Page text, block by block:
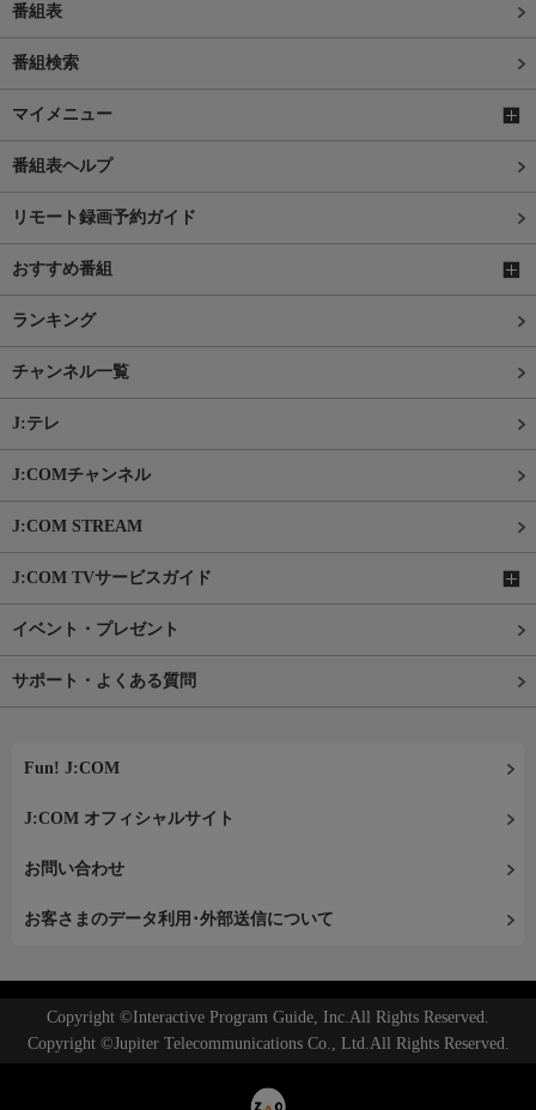
番組表
番組検索
マイメニュー
番組表ヘルプ
リモート録画予約ガイド
おすすめ番組
ランキング
チャンネル一覧
J:テレ
J:COMチャンネル
J:COM STREAM
J:COM TVサービスガイド
イベント・プレゼント
サポート・よくある質問
Fun! J:COM
J:COM オフィシャルサイト
お問い合わせ
お客さまのデータ利用･外部送信について
Copyright ©Interactive Program Guide, Inc.All Rights Reserved.
Copyright ©Jupiter Telecommunications Co., Ltd.All Rights Reserved.